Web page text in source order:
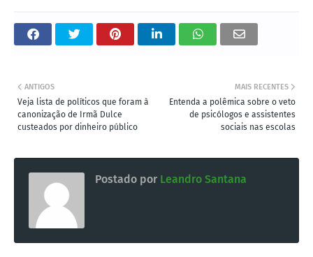
MAIS RECENTES
Entenda a polêmica sobre o veto
de psicólogos e assistentes
sociais nas escolas
ANTIGOS
Veja lista de políticos que foram à
canonização de Irmã Dulce
custeados por dinheiro público
Postado por Leandro Santana